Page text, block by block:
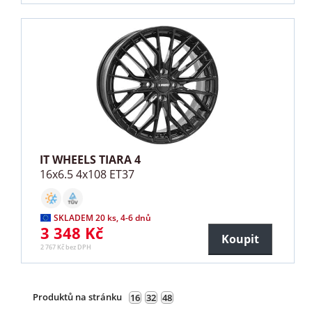
IT WHEELS TIARA 4
16x6.5 4x108 ET37
SKLADEM 20 ks, 4-6 dnů
3 348 Kč
2 767 Kč bez DPH
Koupit
Produktů na stránku 16 32 48